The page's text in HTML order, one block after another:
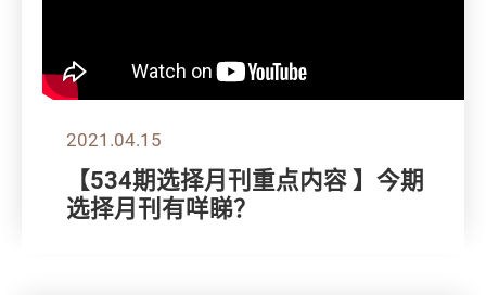
2021.04.15
【534期选择月刊重点内容 】今期
选择月刊有咩睇？